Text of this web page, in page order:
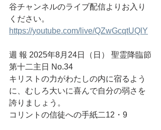
谷チャンネルのライブ配信よりお入り
ください。
https://youtube.com/live/QZwGcqtUQlY
週 報 2025年8月24日（日） 聖霊降臨節
第十二主日 No.34
キリストの力がわたしの内に宿るよう
に、むしろ大いに喜んで自分の弱さを
誇りましょう。
コリントの信徒への手紙二12・9